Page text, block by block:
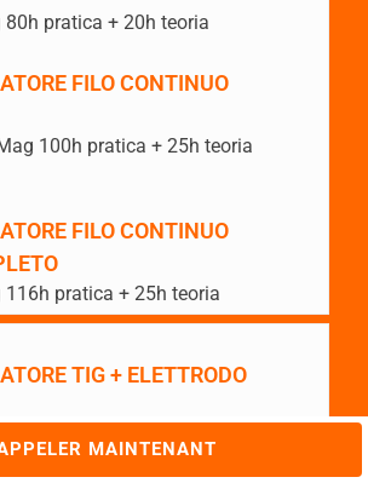
MAINTENANT
pratica + 20h teoria
FILO CONTINUO
100h pratica + 25h teoria
FILO CONTINUO
116h pratica + 25h teoria
TIG + ELETTRODO
+ 30h de théorie